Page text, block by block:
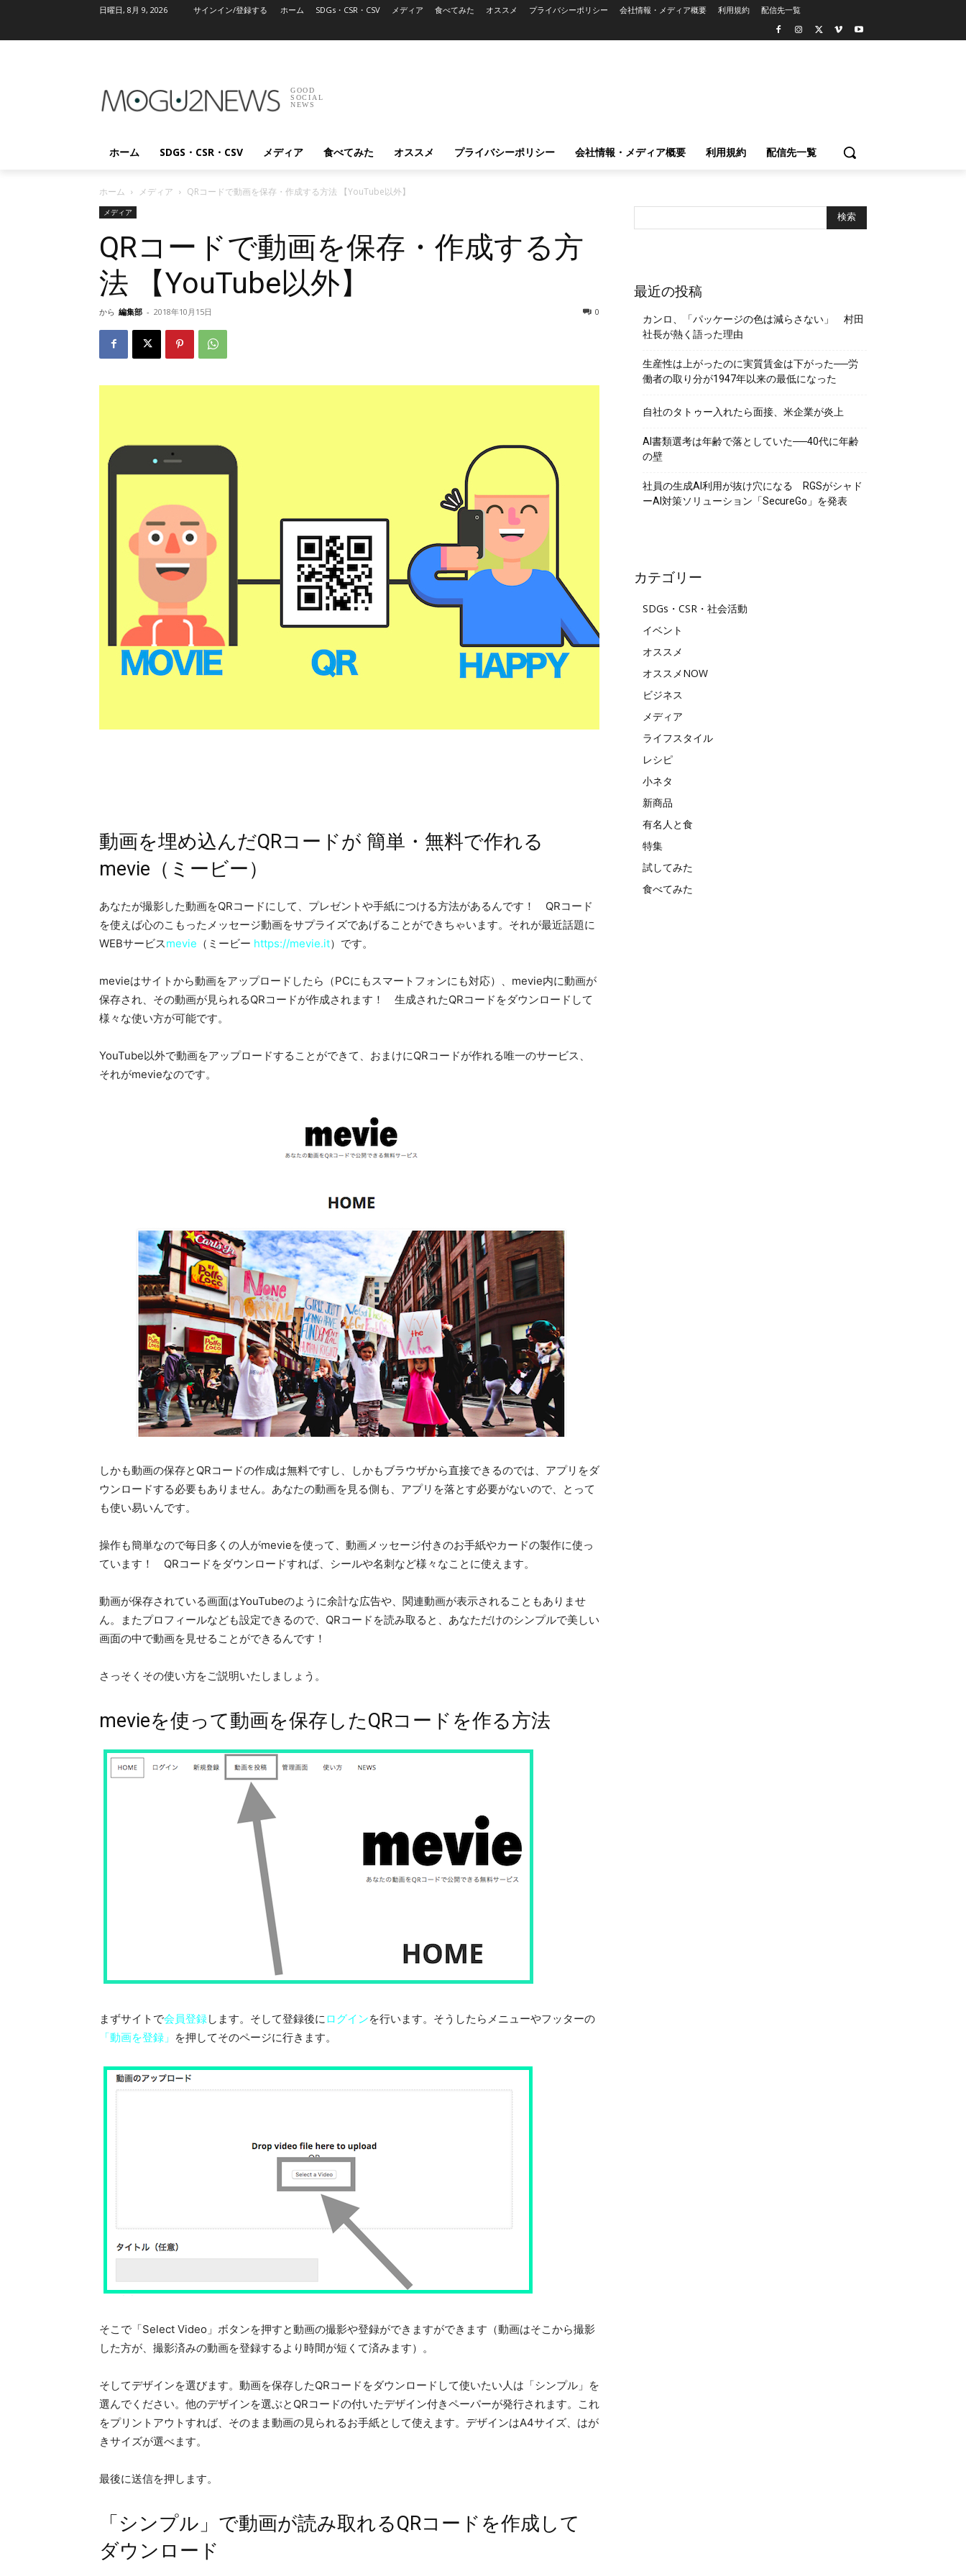
日曜日, 8月 9, 2026 サインイン/登録する ホーム SDGs・CSR・CSV メディア 食べてみた オススメ プライバシーポリシー 会社情報・メディア概要 利用規約 配信先一覧
GOOD
SOCIAL
NEWS
ホーム SDGS・CSR・CSV メディア 食べてみた オススメ プライバシーポリシー 会社情報・メディア概要 利用規約 配信先一覧
ホーム メディア QRコードで動画を保存・作成する方法 【YouTube以外】
メディア
QRコードで動画を保存・作成する方
法 【YouTube以外】
から 編集部 - 2018年10月15日 0
動画を埋め込んだQRコードが 簡単・無料で作れる
mevie（ミービー）
あなたが撮影した動画をQRコードにして、プレゼントや手紙につける方法があるんです！ QRコード
を使えば心のこもったメッセージ動画をサプライズであげることができちゃいます。それが最近話題に
WEBサービスmevie （ミービー https://mevie.it）です。
mevieはサイトから動画をアップロードしたら（PCにもスマートフォンにも対応）、mevie内に動画が
保存され、その動画が見られるQRコードが作成されます！ 生成されたQRコードをダウンロードして
様々な使い方が可能です。
YouTube以外で動画をアップロードすることができて、おまけにQRコードが作れる唯一のサービス、
それがmevieなのです。
しかも動画の保存とQRコードの作成は無料ですし、しかもブラウザから直接できるのでは、アプリをダ
ウンロードする必要もありません。あなたの動画を見る側も、アプリを落とす必要がないので、とって
も使い易いんです。
操作も簡単なので毎日多くの人がmevieを使って、動画メッセージ付きのお手紙やカードの製作に使っ
ています！ QRコードをダウンロードすれば、シールや名刺など様々なことに使えます。
動画が保存されている画面はYouTubeのように余計な広告や、関連動画が表示されることもありませ
ん。またプロフィールなども設定できるので、QRコードを読み取ると、あなただけのシンプルで美しい
画面の中で動画を見せることができるんです！
さっそくその使い方をご説明いたしましょう。
mevieを使って動画を保存したQRコードを作る方法
まずサイトで会員登録します。そして登録後に ログインを行います。そうしたらメニューやフッターの
「動画を登録」 を押してそのページに行きます。
そこで「Select Video」ボタンを押すと動画の撮影や登録ができますができます（動画はそこから撮影
した方が、撮影済みの動画を登録するより時間が短くて済みます）。
そしてデザインを選びます。動画を保存したQRコードをダウンロードして使いたい人は「シンプル」を
選んでください。他のデザインを選ぶとQRコードの付いたデザイン付きペーパーが発行されます。これ
をプリントアウトすれば、そのまま動画の見られるお手紙として使えます。デザインはA4サイズ、はが
きサイズが選べます。
最後に送信を押します。
「シンプル」で動画が読み取れるQRコードを作成して
ダウンロード
最近の投稿
カンロ、「パッケージの色は減らさない」 村田
社長が熱く語った理由
生産性は上がったのに実質賃金は下がった──労
働者の取り分が1947年以来の最低になった
自社のタトゥー入れたら面接、米企業が炎上
AI書類選考は年齢で落としていた──40代に年齢
の壁
社員の生成AI利用が抜け穴になる RGSがシャド
ーAI対策ソリューション「SecureGo」を発表
カテゴリー
SDGs・CSR・社会活動
イベント
オススメ
オススメNOW
ビジネス
メディア
ライフスタイル
レシピ
小ネタ
新商品
有名人と食
特集
試してみた
食べてみた